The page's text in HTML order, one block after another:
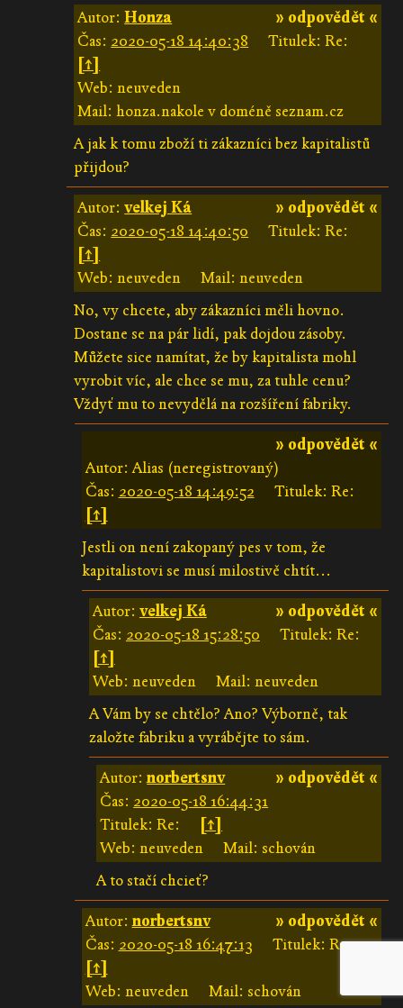
» odpovědět «
Autor:Honza
Čas: 2020-05-18 14:40:38
Titulek: Re:
[↑]
Web: neuveden
Mail: honza.nakole v doméně seznam.cz
A jak k tomu zboží ti zákazníci bez kapitalistů
přijdou?
» odpovědět «
Autor:velkej Ká
Čas: 2020-05-18 14:40:50
Titulek: Re:
[↑]
Web: neuveden
Mail: neuveden
No, vy chcete, aby zákazníci měli hovno.
Dostane se na pár lidí, pak dojdou zásoby.
Můžete sice namítat, že by kapitalista mohl
vyrobit víc, ale chce se mu, za tuhle cenu?
Vždyť mu to nevydělá na rozšíření fabriky.
» odpovědět «
Autor: Alias (neregistrovaný)
Čas: 2020-05-18 14:49:52
Titulek: Re:
[↑]
Jestli on není zakopaný pes v tom, že
kapitalistovi se musí milostivě chtít...
» odpovědět «
Autor: velkej Ká
Čas: 2020-05-18 15:28:50
Titulek: Re:
[↑]
Web: neuveden
Mail: neuveden
A Vám by se chtělo? Ano? Výborně, tak
založte fabriku a vyrábějte to sám.
» odpovědět «
Autor:norbertsnv
Čas: 2020-05-18 16:44:31
Titulek: Re:
[↑]
Web: neuveden
Mail: schován
A to stačí chcieť?
» odpovědět «
Autor:norbertsnv
Čas: 2020-05-18 16:47:13
Titulek: Re:
[↑]
Web: neuveden
Mail: schován